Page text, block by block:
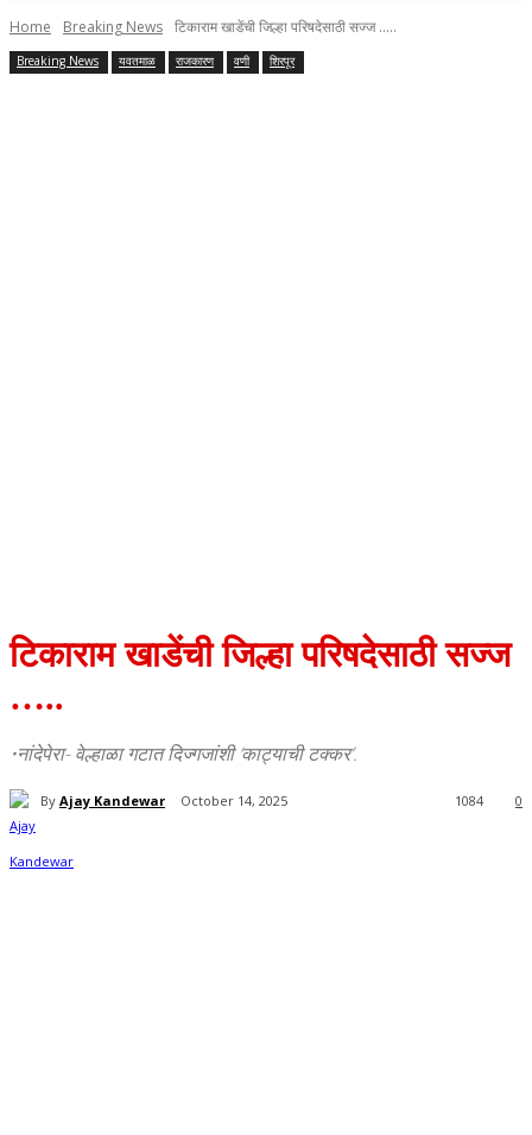
Home Breaking News टिकाराम खाडेंची जिल्हा परिषदेसाठी सज्ज .....
Breaking News यवतमाळ राजकारण वणी शिरपूर
टिकाराम खाडेंची जिल्हा परिषदेसाठी सज्ज
…..
•नांदेपेरा- वेल्हाळा गटात दिज्गजांशी ‘काट्याची टक्कर’.
By Ajay Kandewar October 14, 2025 0
1084